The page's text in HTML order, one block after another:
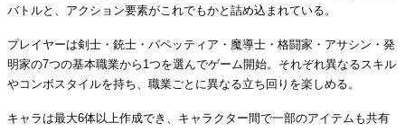
バトルと、アクション要素がこれでもかと詰め込まれている。
プレイヤーは剣士・銃士・パペッティア・魔導士・格闘家・アサシン・発
明家の7つの基本職業から1つを選んでゲーム開始。それぞれ異なるスキル
やコンボスタイルを持ち、職業ごとに異なる立ち回りを楽しめる。
キャラは最大6体以上作成でき、キャラクター間で一部のアイテムも共有